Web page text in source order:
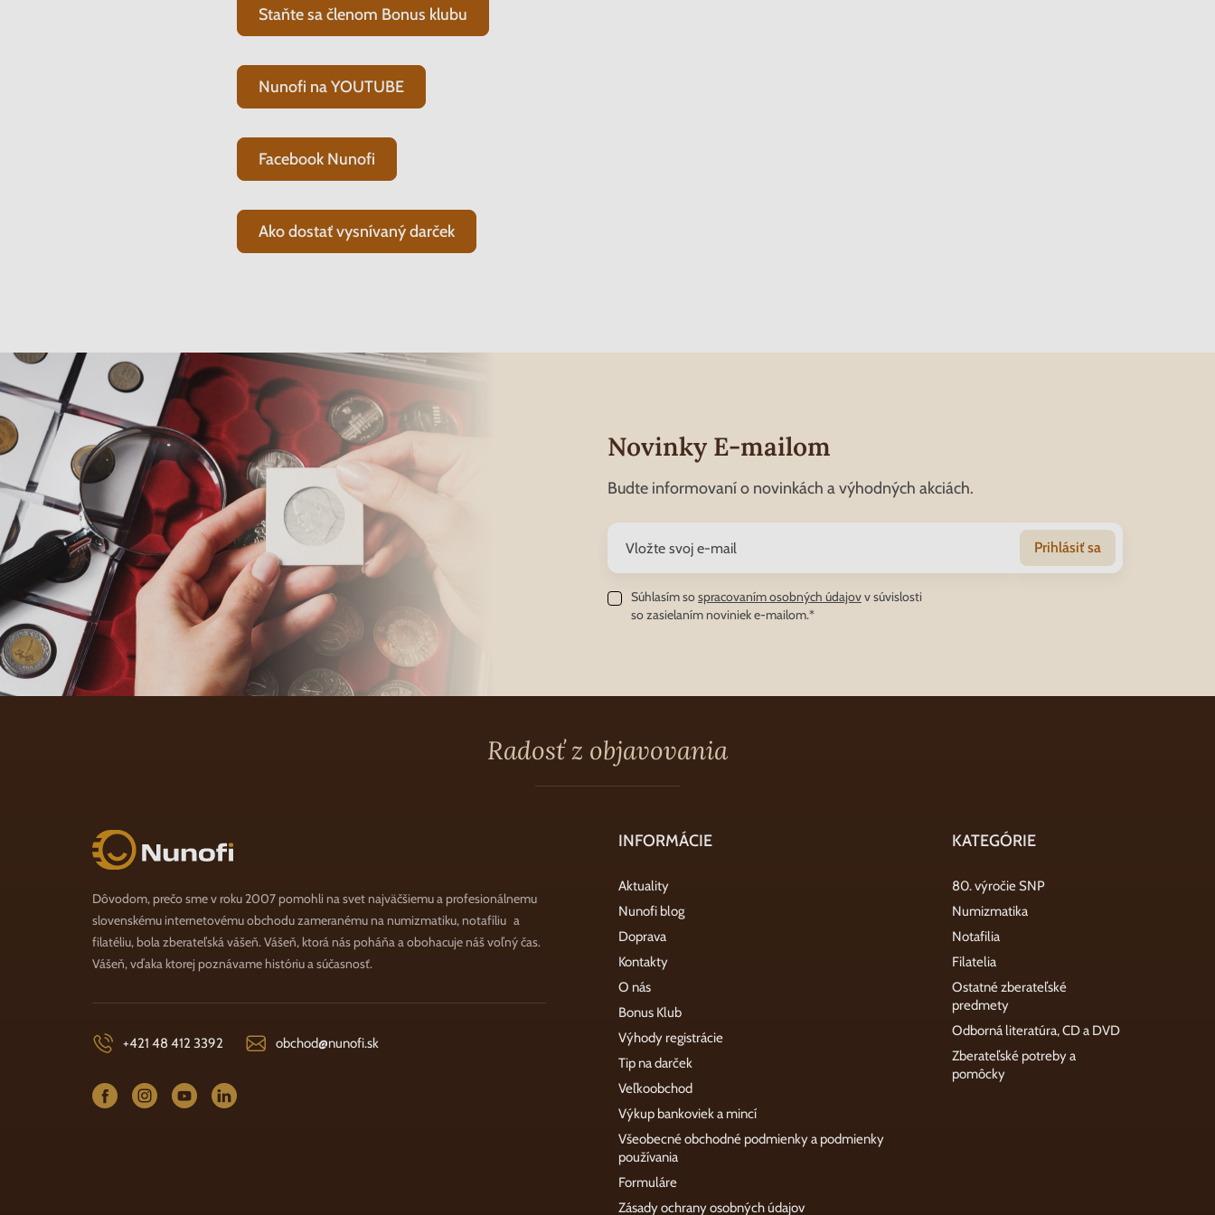
Staňte sa členom Bonus klubu
Nunofi na YOUTUBE
Facebook Nunofi
Ako dostať vysnívaný darček
Novinky E-mailom
Budte informovaní o novinkách a výhodných akciách.
Prihlásiť sa
Súhlasím sospracovaním osobných údajovv súvislosti
so zasielaním noviniek e-mailom.*
Radosť z objavovania
Nunofi.sk
Dôvodom, prečo sme v roku 2007 pomohli na svet najväčšiemu a profesionálnemu
slovenskému internetovému obchodu zameranému na numizmatiku, notafíliu a
filatéliu, bola zberateľská vášeň. Vášeň, ktorá nás poháňa a obohacuje náš voľný čas.
Vášeň, vďaka ktorej poznávame históriu a súčasnosť.
+421 48 412 3392 obchod@nunofi.sk
INFORMÁCIE
Aktuality
Nunofi blog
Doprava
Kontakty
O nás
Bonus Klub
Výhody registrácie
Tip na darček
Veľkoobchod
Výkup bankoviek a mincí
Všeobecné obchodné podmienky a podmienky
používania
Formuláre
Zásady ochrany osobných údajov
KATEGÓRIE
80. výročie SNP
Numizmatika
Notafilia
Filatelia
Ostatné zberateľské
predmety
Odborná literatúra, CD a DVD
Zberateľské potreby a
pomôcky